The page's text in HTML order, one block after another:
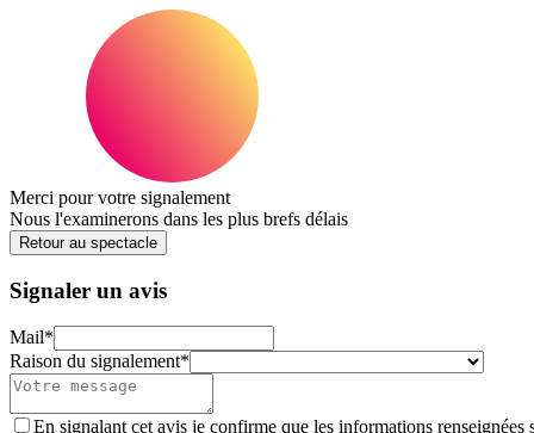
Merci pour votre signalement
Nous l'examinerons dans les plus brefs délais
Retour au spectacle
Signaler un avis
Mail*
Raison du signalement*
En signalant cet avis je confirme que les informations renseignées